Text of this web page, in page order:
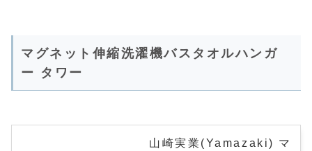
マグネット伸縮洗濯機バスタオルハンガ
ー タワー
山崎実業(Yamazaki) マ